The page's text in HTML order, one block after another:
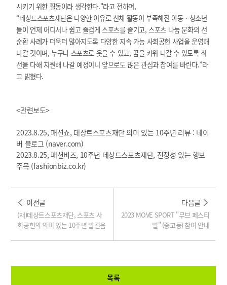
시키기 위한 활동이라 생각한다."라고 전하며,
“데상트스포츠재단은 다양한 이유로 신체 활동이 부족해진 아동‧청소년
들이 언제 어디서나 쉽고 즐겁게 스포츠를 즐기고, 스포츠 나눔 문화의 선
순환 사례가 더욱더 많아지도록 다양한 지속 가능 사회공헌 사업을 운영해
나갈 것이며, 누구나 스포츠로 웃을 수 있고, 꿈을 키워 나갈 수 있도록 최
선을 다해 지원해 나갈 예정이니 앞으로도 많은 관심과 참여를 바란다.”라
고 밝혔다.
<관련보도>
2023.8.25, 패션쇼, 데상트스포츠재단 의미 있는 10주년 리뷰 : 네이
버 블로그 (naver.com)
2023.8.25, 패션비즈, 10주년 데상트스포츠재단, 진정성 있는 행보
주목 (fashionbiz.co.kr)
이전글
(재)데상트스포츠재단, 스포츠 사
회공헌의 의미 있는 10주년 발걸음
다음글
2023 MOVE SPORT "무브 페스티
벌" (중고등) 참여 안내
목록